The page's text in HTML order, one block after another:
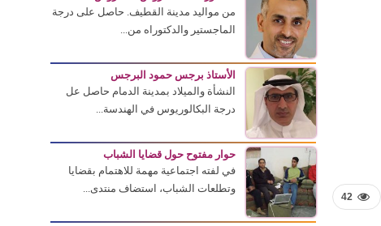
42
من مواليد مدينة القطيف. حاصل على درجة
الماجستير والدكتوراه من...
الأستاذ برجس حمود البرجس
النشأة والميلاد بمدينة الدمام حاصل عل
درجة البكالوريوس في الهندسة...
حوار مفتوح حول قضايا الشباب
في لفته اجتماعية مهمة للاهتمام بقضايا
وتطلعات الشباب، استضاف منتدى...